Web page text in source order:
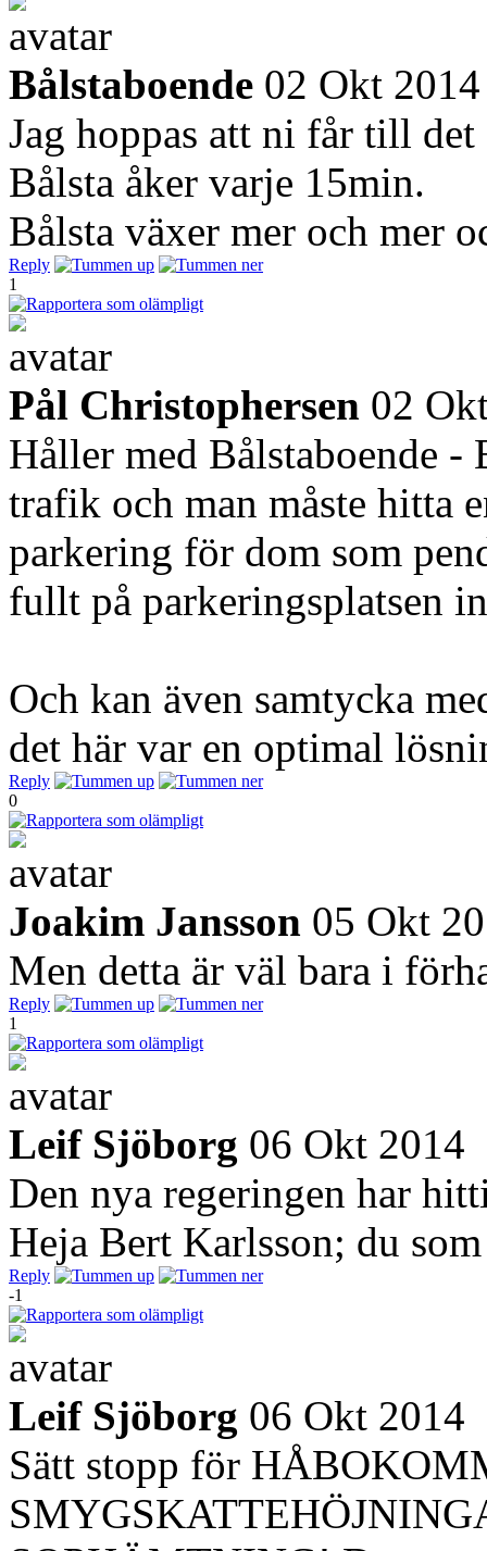
Bålstaboende 02 Okt 2014
Jag hoppas att ni får till
Bålsta åker varje 15min.
Bålsta växer mer och mer
Reply
1
Pål Christophersen 02
Håller med Bålstaboende -
trafik och man måste hitta
parkering för dom som
fullt på parkeringsplatsen
Och kan även samtycka
det här var en optimal
Reply
0
Joakim Jansson 05 Okt
Men detta är väl bara i
Reply
1
Leif Sjöborg 06 Okt 2014
Den nya regeringen har
Heja Bert Karlsson; du
Reply
-1
Leif Sjöborg 06 Okt 2014
Sätt stopp för